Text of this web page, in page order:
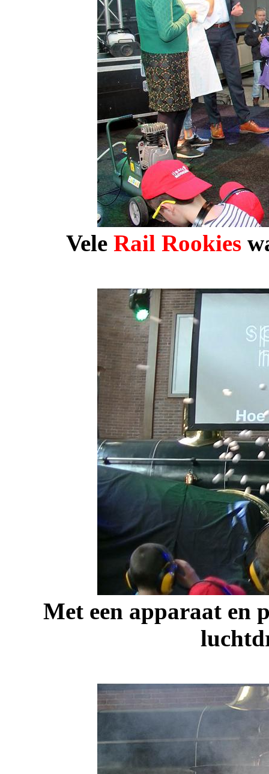
Vele Rail Rookies
Met een apparaat en